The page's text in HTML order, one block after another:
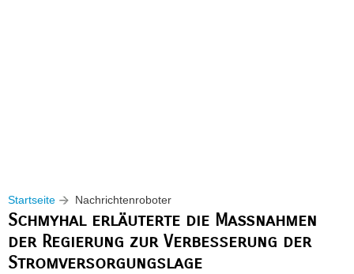
Startseite Nachrichtenroboter
Schmyhal erläuterte die Maßnahmen
der Regierung zur Verbesserung der
Stromversorgungslage